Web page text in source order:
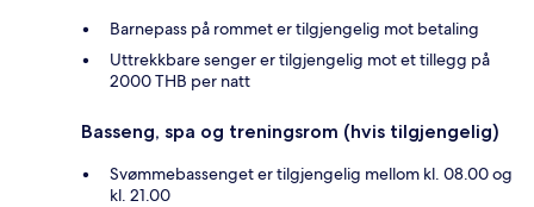
Barnepass på rommet er tilgjengelig mot betaling
Uttrekkbare senger er tilgjengelig mot et tillegg på
2000 THB per natt
Basseng, spa og treningsrom (hvis tilgjengelig)
Svømmebassenget er tilgjengelig mellom kl. 08.00 og
kl. 21.00